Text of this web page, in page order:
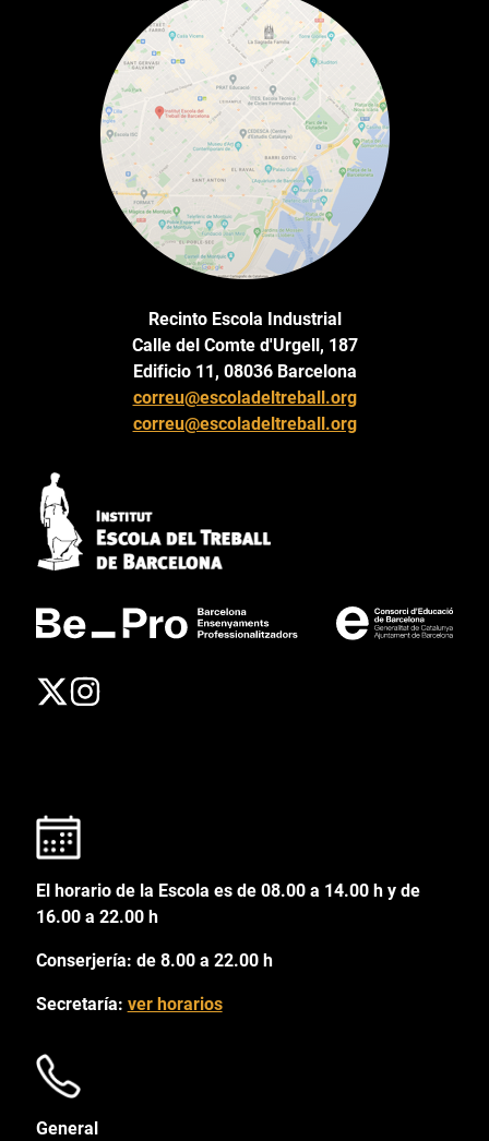
Recinto Escola Industrial
Calle del Comte d'Urgell, 187
Edificio 11, 08036 Barcelona
correu@escoladeltreball.org
correu@escoladeltreball.org
El horario de la Escola es de 08.00 a 14.00 h y de
16.00 a 22.00 h
Conserjería: de 8.00 a 22.00 h
Secretaría: ver horarios
General